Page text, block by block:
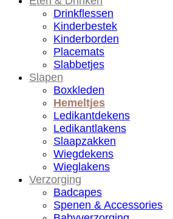
Drinkflessen
Kinderbestek
Kinderborden
Placemats
Slabbetjes
Slapen
Boxkleden
Hemeltjes
Ledikantdekens
Ledikantlakens
Slaapzakken
Wiegdekens
Wieglakens
Verzorging
Badcapes
Spenen & Accessories